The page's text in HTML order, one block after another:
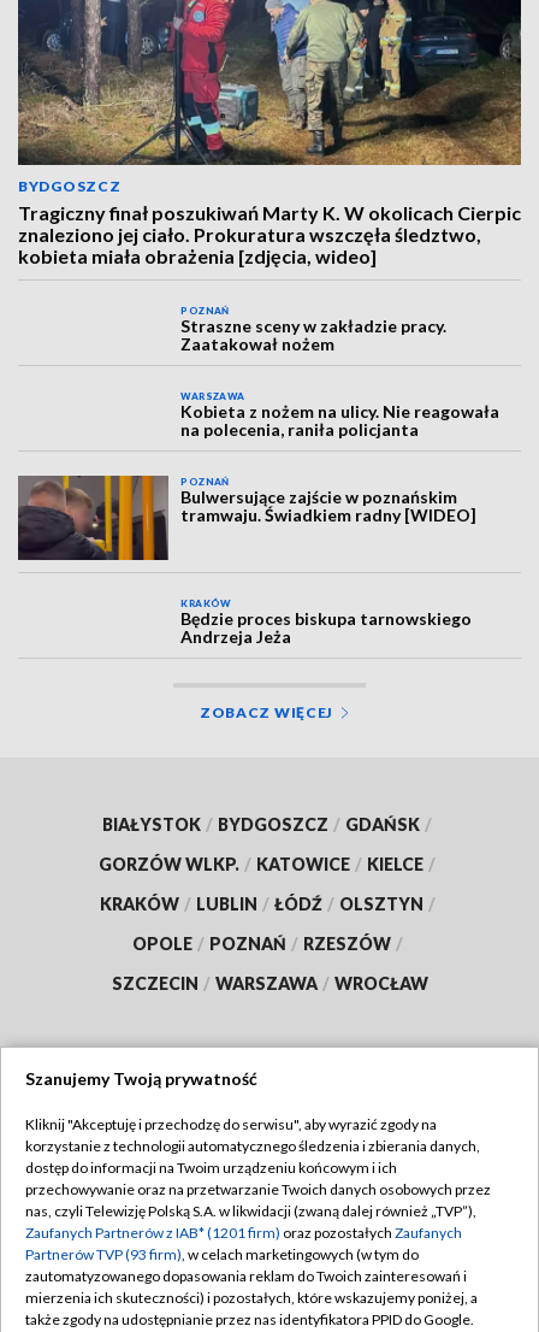
BYDGOSZCZ
Tragiczny finał poszukiwań Marty K. W okolicach Cierpic
znaleziono jej ciało. Prokuratura wszczęła śledztwo,
kobieta miała obrażenia [zdjęcia, wideo]
POZNAŃ
Straszne sceny w zakładzie pracy.
Zaatakował nożem
WARSZAWA
Kobieta z nożem na ulicy. Nie reagowała
na polecenia, raniła policjanta
POZNAŃ
Bulwersujące zajście w poznańskim
tramwaju. Świadkiem radny [WIDEO]
KRAKÓW
Będzie proces biskupa tarnowskiego
Andrzeja Jeża
ZOBACZ WIĘCEJ
BIAŁYSTOK / BYDGOSZCZ / GDAŃSK /
GORZÓW WLKP. / KATOWICE / KIELCE /
KRAKÓW / LUBLIN / ŁÓDŹ / OLSZTYN /
OPOLE / POZNAŃ / RZESZÓW /
SZCZECIN / WARSZAWA / WROCŁAW
TVP
Abonament TVP
Emisja w TVP
Centrum informacji TVP
Naziemna Telewizja Cyfrowa
Regulamin TVP
Polityka prywatności
Moje zgody
Pomoc
Szanujemy Twoją prywatność
Kliknij "Akceptuję i przechodzę do serwisu", aby wyrazić zgody na
korzystanie z technologii automatycznego śledzenia i zbierania danych,
dostęp do informacji na Twoim urządzeniu końcowym i ich
przechowywanie oraz na przetwarzanie Twoich danych osobowych przez
nas, czyli Telewizję Polską S.A. w likwidacji (zwaną dalej również „TVP”),
Zaufanych Partnerów z IAB* (1201 firm) oraz pozostałych Zaufanych
Partnerów TVP (93 firm), w celach marketingowych (w tym do
zautomatyzowanego dopasowania reklam do Twoich zainteresowań i
mierzenia ich skuteczności) i pozostałych, które wskazujemy poniżej, a
także zgody na udostępnianie przez nas identyfikatora PPID do Google.